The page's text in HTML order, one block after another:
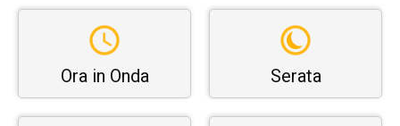
Ora in Onda Serata